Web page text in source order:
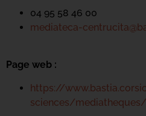
04 95 58 46 00
mediateca-
Page web :
https://
sciences/mediatheques/